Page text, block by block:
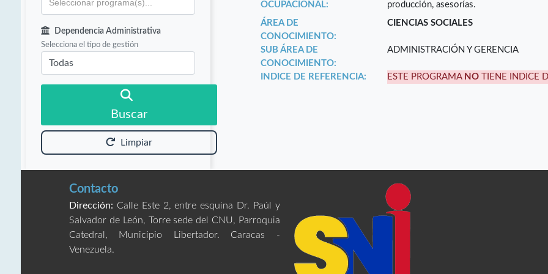
Dependencia Administrativa
Selecciona el tipo de gestión
Buscar
Limpiar
OCUPACIONAL:
producción, asesorías.
ÁREA DE
CONOCIMIENTO:
CIENCIAS SOCIALES
SUB ÁREA DE
CONOCIMIENTO:
ADMINISTRACIÓN Y GERENCIA
INDICE DE REFERENCIA: ESTE PROGRAMA NO TIENE INDICE
Contacto
Dirección: Calle Este 2, entre esquina Dr. Paúl y
Salvador de León, Torre sede del CNU, Parroquia
Catedral, Municipio Libertador. Caracas -
Venezuela.